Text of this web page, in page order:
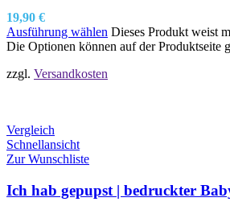
19,90 €
Ausführung wählen Dieses Produkt weist
Die Optionen können auf der Produktseite
zzgl. Versandkosten
Vergleich
Schnellansicht
Zur Wunschliste
Ich hab gepupst | bedruckter